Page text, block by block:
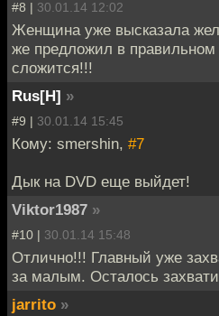
#8 | 30.01.14 12:02
Женщина уже высказала
же предложил в
сложится!!!
Rus[H] »
#9 | 30.01.14 15:45
Кому: smershin, #7
Дык на DVD еще выйдет!
Viktor1987 »
#10 | 30.01.14 15:48
Отлично!!! Главный уже
за малым. Осталось
jarrito »